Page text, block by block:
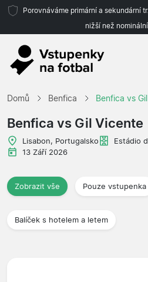
Porovnáváme primární a sekundární
nižší než
Domů Benfica Benfica vs
Benfica vs Gil Vicente
Lisabon, Portugalsko Estádio
13 Září 2026
Zobrazit vše Pouze vstupenka
Balíček s hotelem a letem